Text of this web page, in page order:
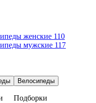
женские 110
мужские 117
Велосипеды
Подборки